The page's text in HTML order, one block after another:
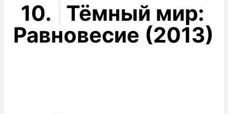
10.
Тёмный мир:
Равновесие (2013)